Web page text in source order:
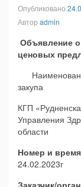
Опубликовано
Автор admin
Объявление о
ценовых
закупа
КГП
Управления
области
Номер и
24.02.2023г
Заказчик/